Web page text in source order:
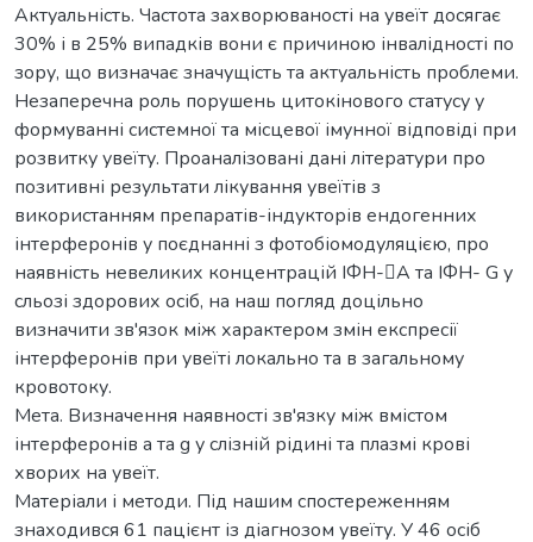
Актуальність. Частота захворюваності на увеїт досягає
30% і в 25% випадків вони є причиною інвалідності по
зору, що визначає значущість та актуальність проблеми.
Незаперечна роль порушень цитокінового статусу у
формуванні системної та місцевої імунної відповіді при
розвитку увеїту. Проаналізовані дані літератури про
позитивні результати лікування увеїтів з
використанням препаратів-індукторів ендогенних
інтерферонів у поєднанні з фотобіомодуляцією, про
наявність невеликих концентрацій ІФН-A та ІФН- G у
сльозі здорових осіб, на наш погляд доцільно
визначити зв'язок між характером змін експресії
інтерферонів при увеїті локально та в загальному
кровотоку.
Мета. Визначення наявності зв'язку між вмістом
інтерферонів a та g у слізній рідині та плазмі крові
хворих на увеїт.
Матеріали і методи. Під нашим спостереженням
знаходився 61 пацієнт із діагнозом увеїту. У 46 осіб